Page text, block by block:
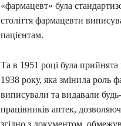
«фармацевт» була
століття фармацевти
пацієнтам.
Та в 1951 році була
1938 року, яка змінила роль
виписували та видавали
працівників аптек,